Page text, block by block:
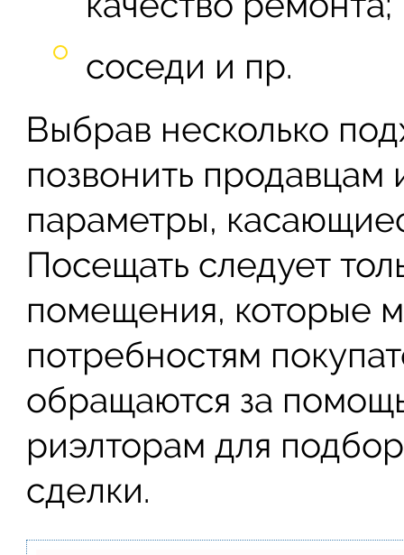
соседи и пр.
Выбрав несколько
позвонить продавцам
параметры,
Посещать следует
помещения, которые
потребностям
обращаются за
риэлторам для
сделки.